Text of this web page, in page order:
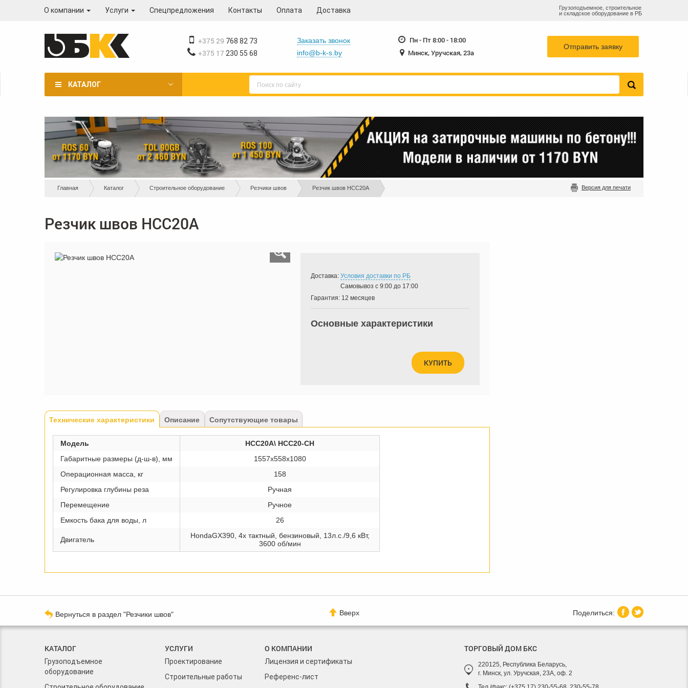
О компании Услуги Спецпредложения Контакты Оплата Доставка
+375 17 768-82-73 sales@b-k-s.by
Грузоподъемное, строительное
и складское оборудование в РБ
+375 29 768 82 73
+375 17 230 55 68
Заказать звонок
info@b-k-s.by
Пн - Пт 8:00 - 18:00
Минск, Уручская, 23а
Отправить заявку
КАТАЛОГ
Вы
Главная Каталог Строительное оборудование Резчики швов Резчик швов HCC20A Версия для печати
Резчик швов HCC20A
Доставка: Условия доставки по РБ
Самовывоз с 9:00 до 17:00
Гарантия: 12 месяцев
Основные характеристики
КУПИТЬ
Tabs
Технические характеристики (активная
вкладка)
Описание Сопутствующие товары
Модель
HCC20A\ HCC20-CH
Габаритные размеры (д-ш-в), мм
1557х558х1080
Операционная масса, кг
158
Регулировка глубины реза
Ручная
Перемещение
Ручное
Емкость бака для воды, л
26
Двигатель
HondaGX390, 4х тактный, бензиновый, 13л.с./9,6 кВт,
3600 об/мин
Вернуться в раздел "Резчики швов" Вверх
КАТАЛОГ
Грузоподъемное
оборудование
УСЛУГИ
Проектирование
Строительные работы
О КОМПАНИИ
Лицензия и сертификаты
Референс-лист
ТОРГОВЫЙ ДОМ БКС
220125, Республика Беларусь,
г. Минск, ул. Уручская, 23А, оф. 2